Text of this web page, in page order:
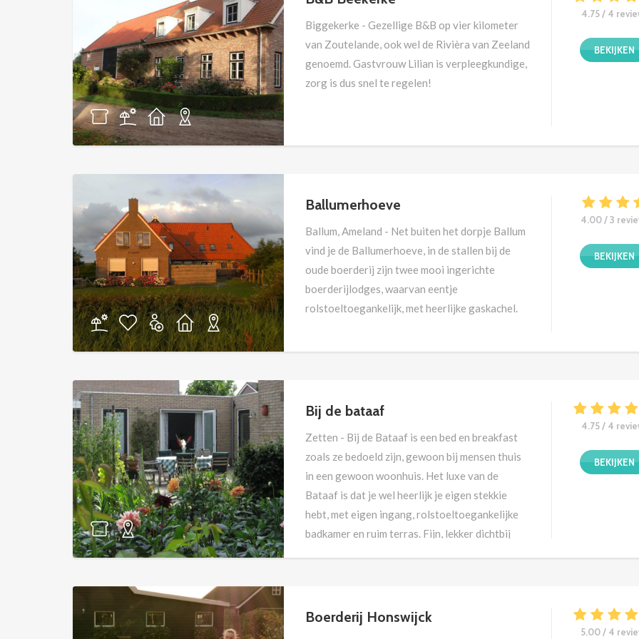
Biggekerke - Gezellige B&B op vier kilometer
van Zoutelande, ook wel de Rivièra van Zeeland
genoemd. Gastvrouw Lilian is verpleegkundige,
zorg is dus snel te regelen!
4.75 / 4
BEKIJKEN
Ballumerhoeve
Ballum, Ameland - Net buiten het dorpje Ballum
vind je de Ballumerhoeve, in de stallen bij de
oude boerderij zijn twee mooi ingerichte
boerderijlodges, waarvan eentje
rolstoeltoegankelijk, met heerlijke gaskachel.
4.00 / 3
BEKIJKEN
Bij de bataaf
Zetten - Bij de Bataaf is een bed en breakfast
zoals ze bedoeld zijn, gewoon bij mensen thuis
in een gewoon woonhuis. Het luxe van de
Bataaf is dat je wel heerlijk je eigen stekkie
hebt, met eigen ingang, rolstoeltoegankelijke
badkamer en ruim terras. Fijn, lekker dichtbij
4.75 / 4
BEKIJKEN
Boerderij Honswijck
5.00 / 4